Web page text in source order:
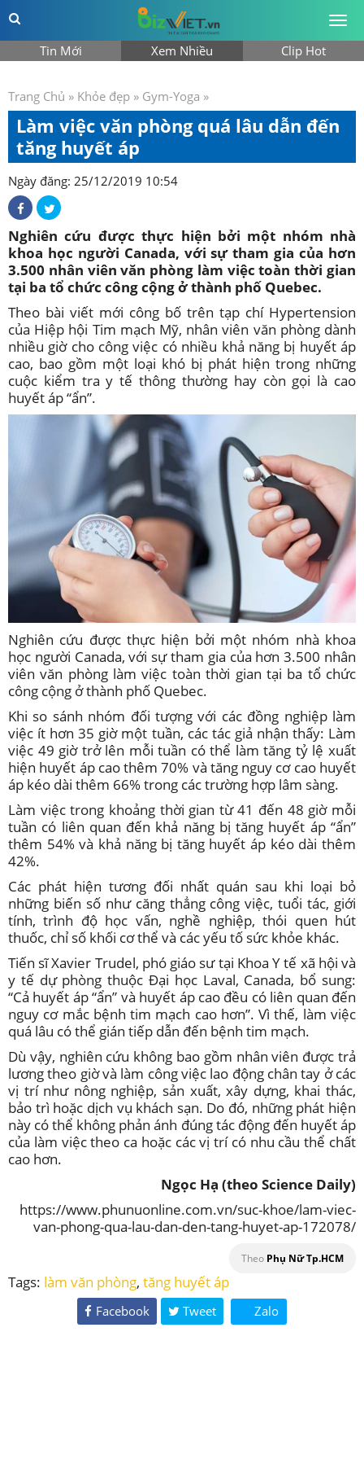
Tin Mới Xem Nhiều Clip Hot
Trang Chủ » Khỏe đẹp » Gym-Yoga »
Làm việc văn phòng quá lâu dẫn đến
tăng huyết áp
Ngày đăng: 25/12/2019 10:54
Nghiên cứu được thực hiện bởi một nhóm nhà
khoa học người Canada, với sự tham gia của hơn
3.500 nhân viên văn phòng làm việc toàn thời gian
tại ba tổ chức công cộng ở thành phố Quebec.
Theo bài viết mới công bố trên tạp chí Hypertension
của Hiệp hội Tim mạch Mỹ, nhân viên văn phòng dành
nhiều giờ cho công việc có nhiều khả năng bị huyết áp
cao, bao gồm một loại khó bị phát hiện trong những
cuộc kiểm tra y tế thông thường hay còn gọi là cao
huyết áp “ẩn”.
Nghiên cứu được thực hiện bởi một nhóm nhà khoa
học người Canada, với sự tham gia của hơn 3.500 nhân
viên văn phòng làm việc toàn thời gian tại ba tổ chức
công cộng ở thành phố Quebec.
Khi so sánh nhóm đối tượng với các đồng nghiệp làm
việc ít hơn 35 giờ một tuần, các tác giả nhận thấy: Làm
việc 49 giờ trở lên mỗi tuần có thể làm tăng tỷ lệ xuất
hiện huyết áp cao thêm 70% và tăng nguy cơ cao huyết
áp kéo dài thêm 66% trong các trường hợp lâm sàng.
Làm việc trong khoảng thời gian từ 41 đến 48 giờ mỗi
tuần có liên quan đến khả năng bị tăng huyết áp “ẩn”
thêm 54% và khả năng bị tăng huyết áp kéo dài thêm
42%.
Các phát hiện tương đối nhất quán sau khi loại bỏ
những biến số như căng thẳng công việc, tuổi tác, giới
tính, trình độ học vấn, nghề nghiệp, thói quen hút
thuốc, chỉ số khối cơ thể và các yếu tố sức khỏe khác.
Tiến sĩ Xavier Trudel, phó giáo sư tại Khoa Y tế xã hội và
y tế dự phòng thuộc Đại học Laval, Canada, bổ sung:
“Cả huyết áp “ẩn” và huyết áp cao đều có liên quan đến
nguy cơ mắc bệnh tim mạch cao hơn”. Vì thế, làm việc
quá lâu có thể gián tiếp dẫn đến bệnh tim mạch.
Dù vậy, nghiên cứu không bao gồm nhân viên được trả
lương theo giờ và làm công việc lao động chân tay ở các
vị trí như nông nghiệp, sản xuất, xây dựng, khai thác,
bảo trì hoặc dịch vụ khách sạn. Do đó, những phát hiện
này có thể không phản ánh đúng tác động đến huyết áp
của làm việc theo ca hoặc các vị trí có nhu cầu thể chất
cao hơn.
Ngọc Hạ (theo Science Daily)
https://www.phunuonline.com.vn/suc-khoe/lam-viec-
van-phong-qua-lau-dan-den-tang-huyet-ap-172078/
Theo Phụ Nữ Tp.HCM
Tags: làm văn phòng, tăng huyết áp
Facebook Tweet Zalo